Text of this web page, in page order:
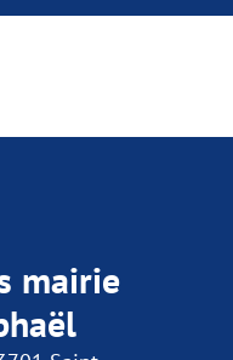
mairie